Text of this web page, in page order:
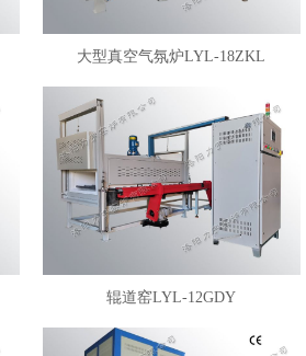
大型真空气氛炉LYL-18ZKL
辊道窑LYL-12GDY